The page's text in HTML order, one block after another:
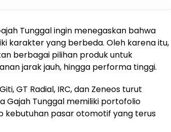
Tunggal ingin menegaskan bahwa
karakter yang berbeda. Oleh karena itu,
berbagai pilihan produk untuk
jarak jauh, hingga performa tinggi.
GT Radial, IRC, dan Zeneos turut
Gajah Tunggal memiliki portofolio
kebutuhan pasar otomotif yang terus